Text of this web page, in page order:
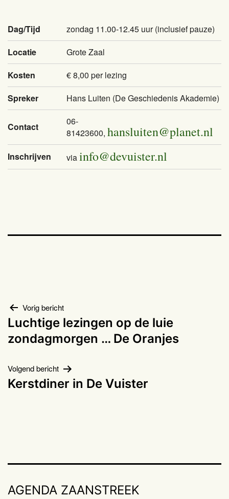
Dag/Tijd
zondag 11.00-12.45 uur (inclusief pauze)
Locatie
Grote Zaal
Kosten
€ 8,00 per lezing
Spreker
Hans Luiten (De Geschiedenis Akademie)
Contact
06-
81423600, hansluiten@planet.nl
Inschrijven viainfo@devuister.nl
Bericht
navigatie
Vorig bericht
Luchtige lezingen op de luie
zondagmorgen … De Oranjes
Volgend bericht
Kerstdiner in De Vuister
AGENDA ZAANSTREEK